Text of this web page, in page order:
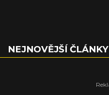
NEJNOVĚJŠÍ ČLÁNKY